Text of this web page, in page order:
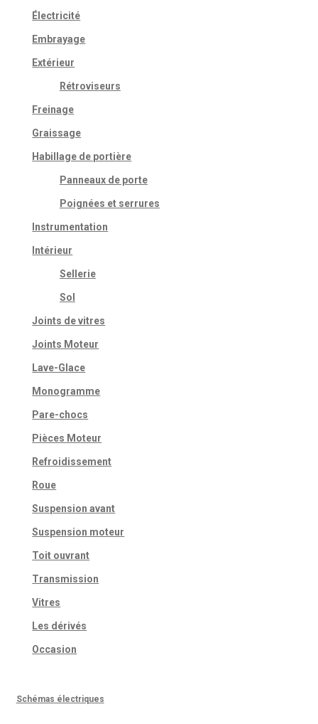
Électricité
Embrayage
Extérieur
Rétroviseurs
Freinage
Graissage
Habillage de portière
Panneaux de porte
Poignées et serrures
Instrumentation
Intérieur
Sellerie
Sol
Joints de vitres
Joints Moteur
Lave-Glace
Monogramme
Pare-chocs
Pièces Moteur
Refroidissement
Roue
Suspension avant
Suspension moteur
Toit ouvrant
Transmission
Vitres
Les dérivés
Occasion
Schémas électriques